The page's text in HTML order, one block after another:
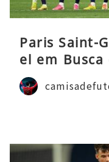
Paris Saint-
el em
ecutivo da